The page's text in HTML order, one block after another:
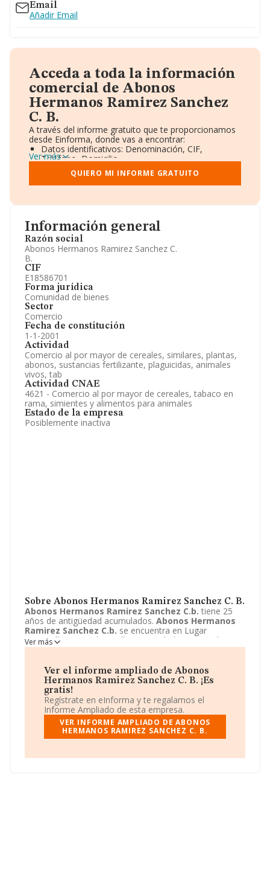
Información general
Razón social
Abonos Hermanos Ramirez Sanchez C.
B.
CIF
E18586701
Forma jurídica
Comunidad de bienes
Sector
Comercio
Fecha de constitución
1-1-2001
Actividad
Comercio al por mayor de cereales, similares, plantas,
abonos, sustancias fertilizante, plaguicidas, animales
vivos, tab
Actividad CNAE
4621 - Comercio al por mayor de cereales, tabaco en
rama, simientes y alimentos para animales
Estado de la empresa
Posiblemente inactiva
Sobre Abonos Hermanos Ramirez Sanchez C. B.
Abonos Hermanos Ramirez Sanchez C.b. tiene 25
años de antigüedad acumulados. Abonos Hermanos
Ramirez Sanchez C.b. se encuentra en Lugar
Ventorrillo san Pedro, null. Su actividad CNAE está
incluida en 4621 - Comercio al por mayor de cereales,
Abonos Hermanos Ramirez Sanchez C.b.está
registrada como Comunidad de bienes.
Ver más
Ver el informe ampliado de Abonos
Hermanos Ramirez Sanchez C. B. ¡Es
gratis!
Regístrate en eInforma y te regalamos el
Informe Ampliado de esta empresa.
VER INFORME AMPLIADO DE ABONOS
HERMANOS RAMIREZ SANCHEZ C. B.
Email
Añadir Email
Acceda a toda la información
comercial de Abonos
Hermanos Ramirez Sanchez
C. B.
A través del informe gratuito que te proporcionamos
desde Einforma, donde vas a encontrar:
Datos identificativos: Denominación, CIF,
Teléfono, Domicilio.
Informe Mercantil Completo (BORME).
Gráficos de Evolución Ventas y Empleados.
Consejo de Administración y Administradores.
Accionistas.
Artículos de prensa publicados sobre la empresa.
Información oficial y registral complementaria.
Ver más
QUIERO MI INFORME GRATUITO